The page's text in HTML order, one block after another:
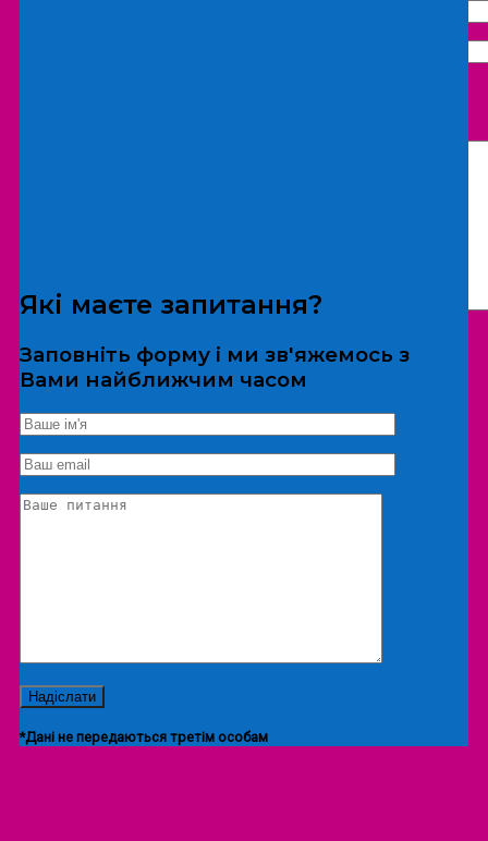
*Дані не передаються третім особам
Екскурсія/локація
Які маєте запитання?
Заповніть форму і ми зв'яжемось з
Вами найближчим часом
*Дані не передаються третім особам